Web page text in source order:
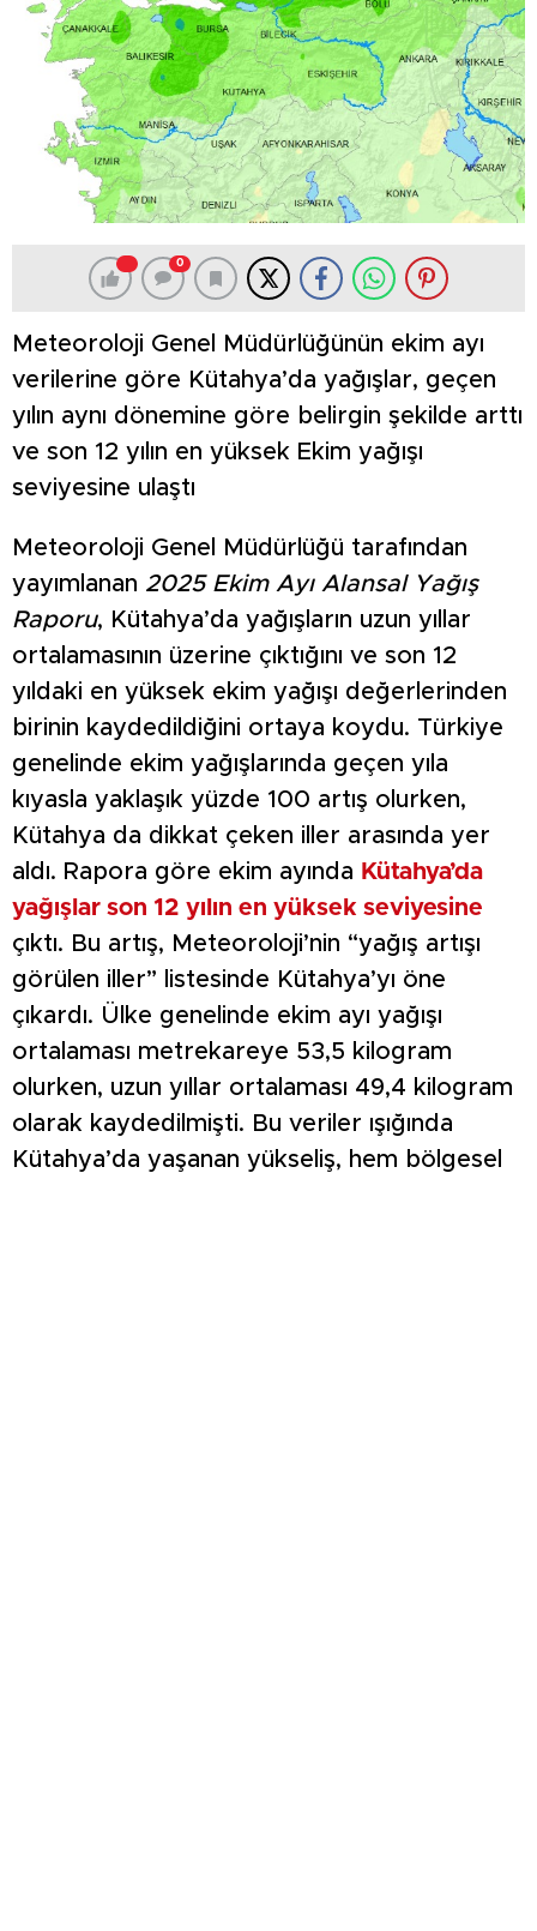
0
Meteoroloji Genel Müdürlüğünün ekim ayı
verilerine göre Kütahya’da yağışlar, geçen
yılın aynı dönemine göre belirgin şekilde arttı
ve son 12 yılın en yüksek Ekim yağışı
seviyesine ulaştı
Meteoroloji Genel Müdürlüğü tarafından
yayımlanan 2025 Ekim Ayı Alansal Yağış
Raporu, Kütahya’da yağışların uzun yıllar
ortalamasının üzerine çıktığını ve son 12
yıldaki en yüksek ekim yağışı değerlerinden
birinin kaydedildiğini ortaya koydu. Türkiye
genelinde ekim yağışlarında geçen yıla
kıyasla yaklaşık yüzde 100 artış olurken,
Kütahya da dikkat çeken iller arasında yer
aldı. Rapora göre ekim ayında Kütahya’da
yağışlar son 12 yılın en yüksek seviyesine
çıktı. Bu artış, Meteoroloji’nin “yağış artışı
görülen iller” listesinde Kütahya’yı öne
çıkardı. Ülke genelinde ekim ayı yağışı
ortalaması metrekareye 53,5 kilogram
olurken, uzun yıllar ortalaması 49,4 kilogram
olarak kaydedilmişti. Bu veriler ışığında
Kütahya’da yaşanan yükseliş, hem bölgesel